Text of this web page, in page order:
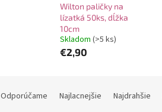
Wilton paličky na
lízatká 50ks, dĺžka
10cm
Skladom (>5 ks)
€2,90
Odporúčame Najlacnejšie Najdrahšie